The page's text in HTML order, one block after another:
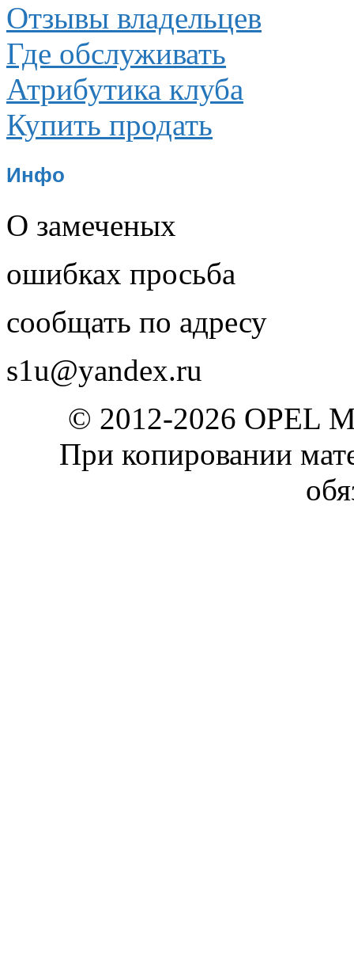
Отзывы владельцев
Где обслуживать
Атрибутика клуба
Купить продать
Инфо
О замеченых
ошибках просьба
сообщать по адресу
s1u@yandex.ru
© 2012-2026 OPEL
При копировании